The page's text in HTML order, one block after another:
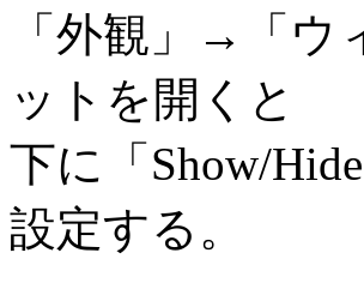
「外観」→「ウ
ットを開くと
下に「Show/
設定する。